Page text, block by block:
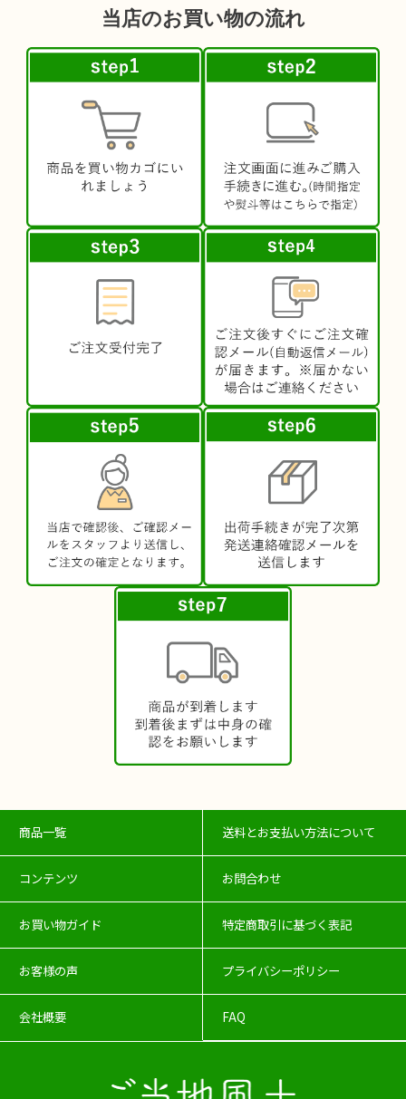
当店のお買い物の流れ
商品一覧
コンテンツ
お買い物ガイド
お客様の声
会社概要
送料とお支払い方法について
お問合わせ
特定商取引に基づく表記
プライバシーポリシー
FAQ